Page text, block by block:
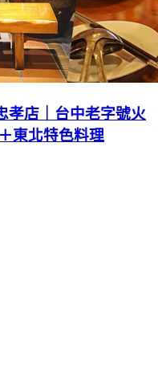
孝店｜台中老字號火
東北特色料理